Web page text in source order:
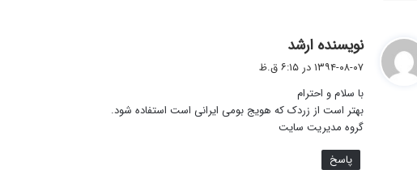
نویسنده ارشد
ف
۱۳۹۴-۰۸-۰۷ در ۶:۱۵ ق.ظ
با سلام و احترام
بهتر است از زردک که هویج بومی ایرانی است استفاده شود.
گروه مدیریت سایت
پاسخ